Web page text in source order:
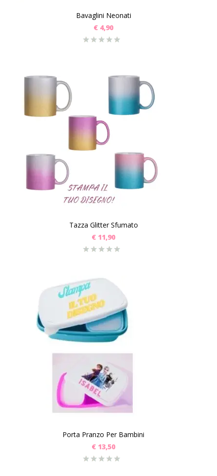
Bavaglini Neonati
€ 4,90
Tazza Glitter Sfumato
€ 11,90
Porta Pranzo Per Bambini
€ 13,50